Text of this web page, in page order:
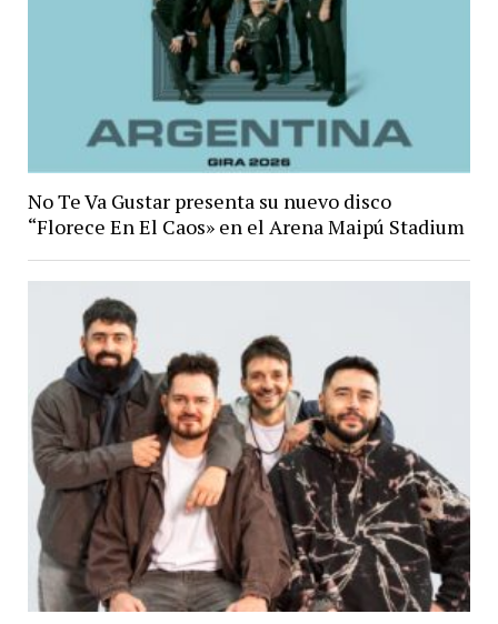
No Te Va Gustar presenta su nuevo disco
“Florece En El Caos» en el Arena Maipú Stadium